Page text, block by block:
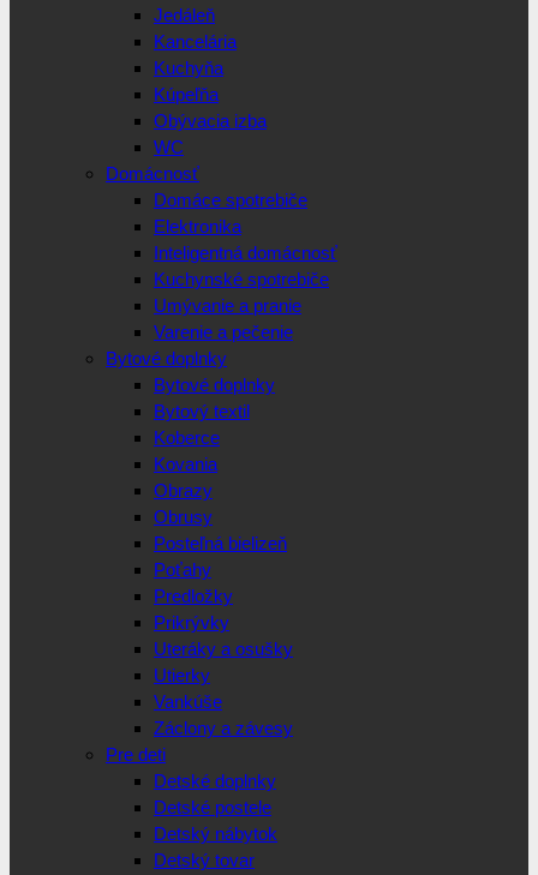
Jedáleň
Kancelária
Kuchyňa
Kúpeľňa
Obývacia izba
WC
Domácnosť
Domáce spotrebiče
Elektronika
Inteligentná domácnosť
Kuchynské spotrebiče
Umývanie a pranie
Varenie a pečenie
Bytové doplnky
Bytové doplnky
Bytový textil
Koberce
Kovania
Obrazy
Obrusy
Posteľná bielizeň
Poťahy
Predložky
Prikrývky
Uteráky a osušky
Utierky
Vankúše
Záclony a závesy
Pre deti
Detské doplnky
Detské postele
Detský nábytok
Detský tovar